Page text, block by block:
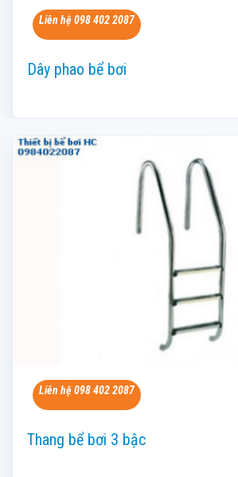
Liên hệ 098 402 2087
Dây phao bể bơi
Liên hệ 098 402 2087
Thang bể bơi 3 bậc